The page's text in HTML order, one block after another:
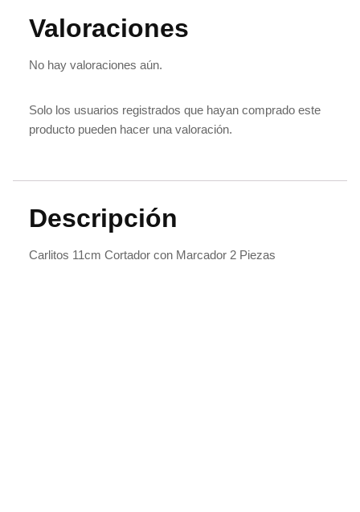
Valoraciones
No hay valoraciones aún.
Solo los usuarios registrados que hayan comprado este
producto pueden hacer una valoración.
Descripción
Carlitos 11cm Cortador con Marcador 2 Piezas